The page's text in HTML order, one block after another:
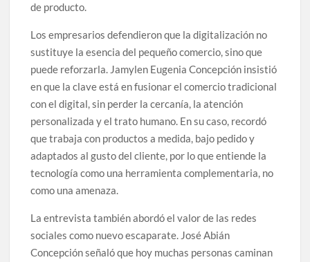
de producto.
Los empresarios defendieron que la digitalización no
sustituye la esencia del pequeño comercio, sino que
puede reforzarla. Jamylen Eugenia Concepción insistió
en que la clave está en fusionar el comercio tradicional
con el digital, sin perder la cercanía, la atención
personalizada y el trato humano. En su caso, recordó
que trabaja con productos a medida, bajo pedido y
adaptados al gusto del cliente, por lo que entiende la
tecnología como una herramienta complementaria, no
como una amenaza.
La entrevista también abordó el valor de las redes
sociales como nuevo escaparate. José Abián
Concepción señaló que hoy muchas personas caminan